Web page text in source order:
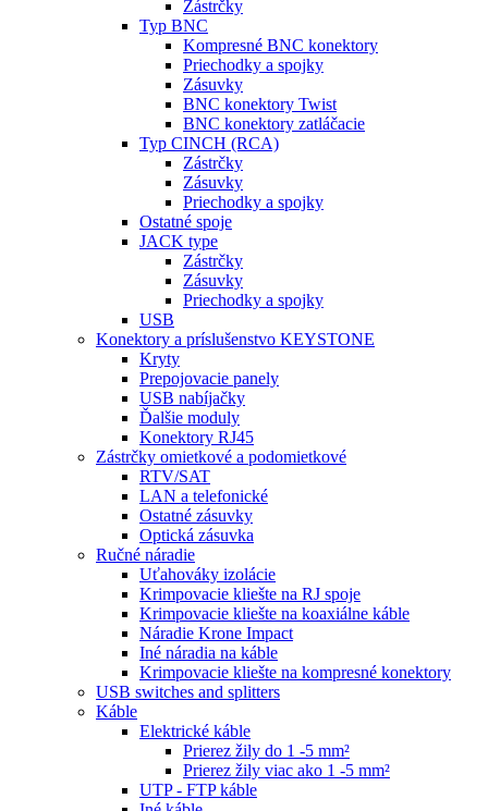
Zástrčky
Typ BNC
Kompresné BNC konektory
Priechodky a spojky
Zásuvky
BNC konektory Twist
BNC konektory zatláčacie
Typ CINCH (RCA)
Zástrčky
Zásuvky
Priechodky a spojky
Ostatné spoje
JACK type
Zástrčky
Zásuvky
Priechodky a spojky
USB
Konektory a príslušenstvo KEYSTONE
Kryty
Prepojovacie panely
USB nabíjačky
Ďalšie moduly
Konektory RJ45
Zástrčky omietkové a podomietkové
RTV/SAT
LAN a telefonické
Ostatné zásuvky
Optická zásuvka
Ručné náradie
Uťahováky izolácie
Krimpovacie kliešte na RJ spoje
Krimpovacie kliešte na koaxiálne káble
Náradie Krone Impact
Iné náradia na káble
Krimpovacie kliešte na kompresné konektory
USB switches and splitters
Káble
Elektrické káble
Prierez žily do 1 -5 mm²
Prierez žily viac ako 1 -5 mm²
UTP - FTP káble